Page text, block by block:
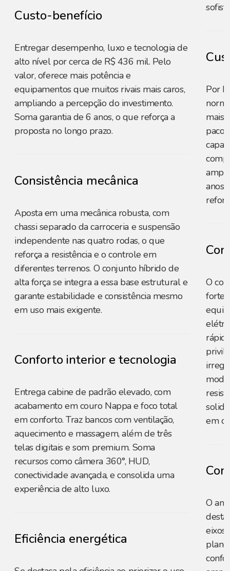
Custo-benefício
Entregar desempenho, luxo e tecnologia de
alto nível por cerca de R$ 436 mil. Pelo
valor, oferece mais potência e
equipamentos que muitos rivais mais caros,
ampliando a percepção do investimento.
Soma garantia de 6 anos, o que reforça a
proposta no longo prazo.
Consistência mecânica
Aposta em uma mecânica robusta, com
chassi separado da carroceria e suspensão
independente nas quatro rodas, o que
reforça a resistência e o controle em
diferentes terrenos. O conjunto híbrido de
alta força se integra a essa base estrutural e
garante estabilidade e consistência mesmo
em uso mais exigente.
Conforto interior e tecnologia
Entrega cabine de padrão elevado, com
acabamento em couro Nappa e foco total
em conforto. Traz bancos com ventilação,
aquecimento e massagem, além de três
telas digitais e som premium. Soma
recursos como câmera 360°, HUD,
conectividade avançada, e consolida uma
experiência de alto luxo.
Eficiência energética
Por
mais
anos
O
forte
em
O
eixos